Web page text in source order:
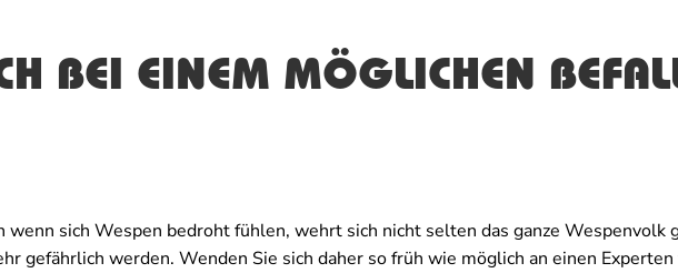
BEI EINEM MÖGLICHEN
sich Wespen bedroht fühlen, wehrt sich nicht selten das ganze Wespenvolk
gefährlich werden. Wenden Sie sich daher so früh wie möglich an einen